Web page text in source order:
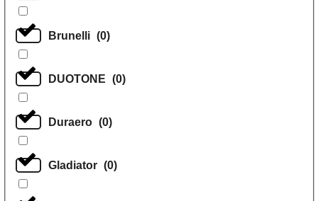
Brunelli (0)
DUOTONE (0)
Duraero (0)
Gladiator (0)